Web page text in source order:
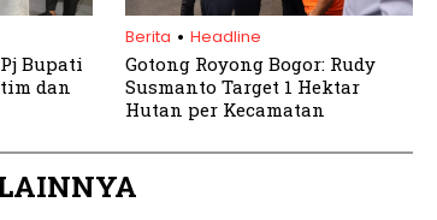
Bupati
dan
Berita . Headline
Gotong Royong Bogor: Rudy
Susmanto Target 1 Hektar
Hutan per Kecamatan